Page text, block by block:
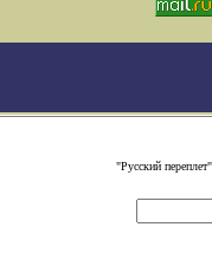
"Русский